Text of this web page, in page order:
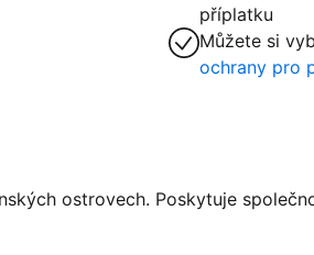
příplatku
Můžete si
ochrany pro
ostrovech. Poskytuje